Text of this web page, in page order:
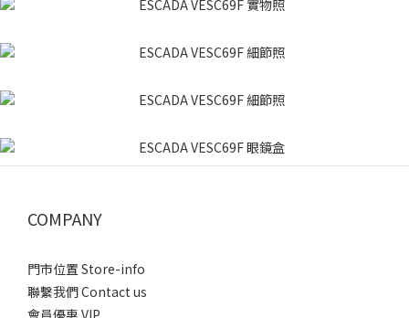
COMPANY
門市位置 Store-info
聯繫我們 Contact us